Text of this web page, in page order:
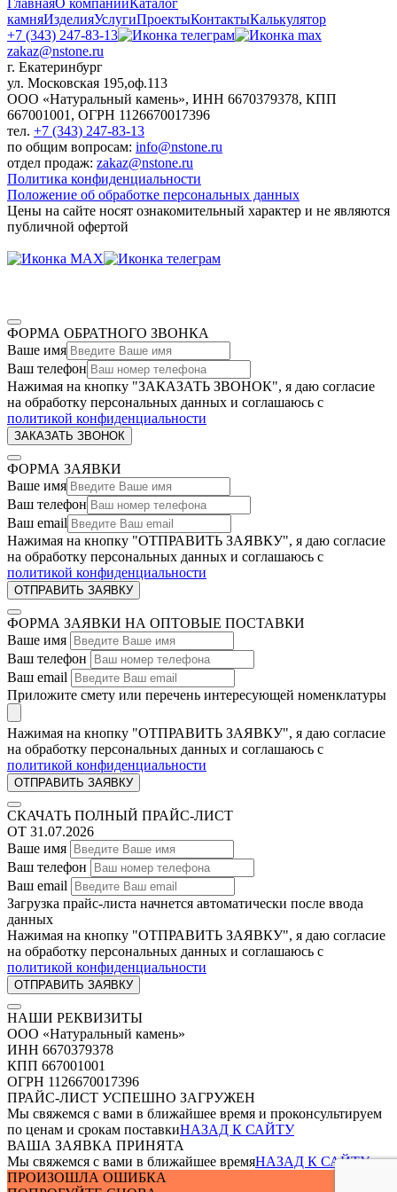
камняИзделияУслугиПроектыКонтактыКалькулятор
+7 (343) 247-83-13
zakaz@nstone.ru
г. Екатеринбург
ул. Московская 195,оф.113
ООО «Натуральный камень», ИНН 6670379378, КПП
667001001, ОГРН 1126670017396
тел. +7 (343) 247-83-13
по общим вопросам: info@nstone.ru
отдел продаж: zakaz@nstone.ru
Политика конфиденциальности
Положение об обработке персональных данных
Цены на сайте носят ознакомительный характер и не являются
публичной офертой
ФОРМА ОБРАТНОГО ЗВОНКА
Ваше имя
Ваш телефон
Нажимая на кнопку "ЗАКАЗАТЬ ЗВОНОК", я даю согласие
на обработку персональных данных и соглашаюсь c
политикой конфиденциальности
ФОРМА ЗАЯВКИ
Ваше имя
Ваш телефон
Ваш email
Нажимая на кнопку "ОТПРАВИТЬ ЗАЯВКУ", я даю согласие
на обработку персональных данных и соглашаюсь c
политикой конфиденциальности
ФОРМА ЗАЯВКИ НА ОПТОВЫЕ ПОСТАВКИ
Ваше имя
Ваш телефон
Ваш email
Приложите смету или перечень интересующей номенклатуры
Нажимая на кнопку "ОТПРАВИТЬ ЗАЯВКУ", я даю согласие
на обработку персональных данных и соглашаюсь c
политикой конфиденциальности
СКАЧАТЬ ПОЛНЫЙ ПРАЙС-ЛИСТ
ОТ 31.07.2026
Ваше имя
Ваш телефон
Ваш email
Загрузка прайс-листа начнется автоматически после ввода
данных
Нажимая на кнопку "ОТПРАВИТЬ ЗАЯВКУ", я даю согласие
на обработку персональных данных и соглашаюсь c
политикой конфиденциальности
НАШИ РЕКВИЗИТЫ
ООО «Натуральный камень»
ИНН 6670379378
КПП 667001001
ОГРН 1126670017396
ПРАЙС-ЛИСТ УСПЕШНО ЗАГРУЖЕН
Мы свяжемся с вами в ближайшее время и проконсультируем
по ценам и срокам поставкиНАЗАД К САЙТУ
ВАША ЗАЯВКА ПРИНЯТА
Мы свяжемся с вами в ближайшее времяНАЗАД К САЙТУ
ПРОИЗОШЛА ОШИБКА